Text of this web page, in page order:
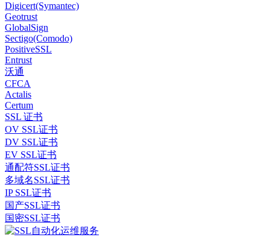
Digicert(Symantec)
Geotrust
GlobalSign
Sectigo(Comodo)
PositiveSSL
Entrust
沃通
CFCA
Actalis
Certum
SSL 证书
OV SSL证书
DV SSL证书
EV SSL证书
通配符SSL证书
多域名SSL证书
IP SSL证书
国产SSL证书
国密SSL证书